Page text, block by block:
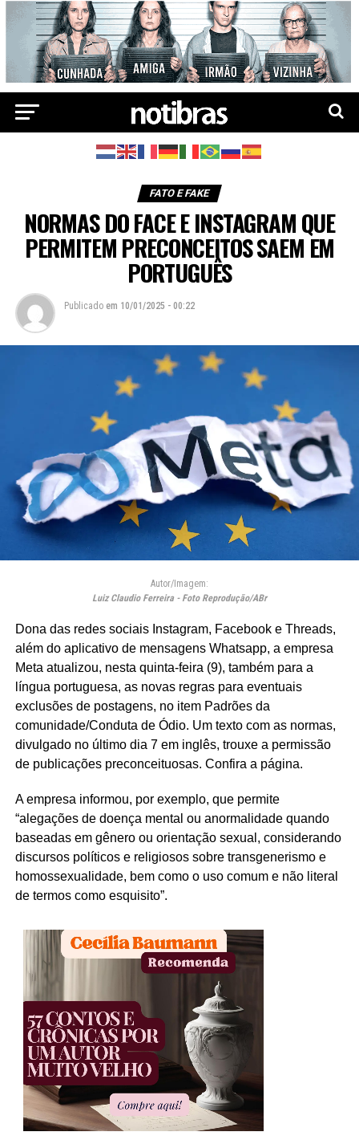
FATO E FAKE
NORMAS DO FACE E INSTAGRAM QUE
PERMITEM PRECONCEITOS SAEM EM
PORTUGUÊS
Publicado em 10/01/2025 - 00:22
Autor/Imagem:
Luiz Claudio Ferreira - Foto Reprodução/ABr
Dona das redes sociais Instagram, Facebook e Threads,
além do aplicativo de mensagens Whatsapp, a empresa
Meta atualizou, nesta quinta-feira (9), também para a
língua portuguesa, as novas regras para eventuais
exclusões de postagens, no item Padrões da
comunidade/Conduta de Ódio. Um texto com as normas,
divulgado no último dia 7 em inglês, trouxe a permissão
de publicações preconceituosas. Confira a página.
A empresa informou, por exemplo, que permite
“alegações de doença mental ou anormalidade quando
baseadas em gênero ou orientação sexual, considerando
discursos políticos e religiosos sobre transgenerismo e
homossexualidade, bem como o uso comum e não literal
de termos como esquisito”.